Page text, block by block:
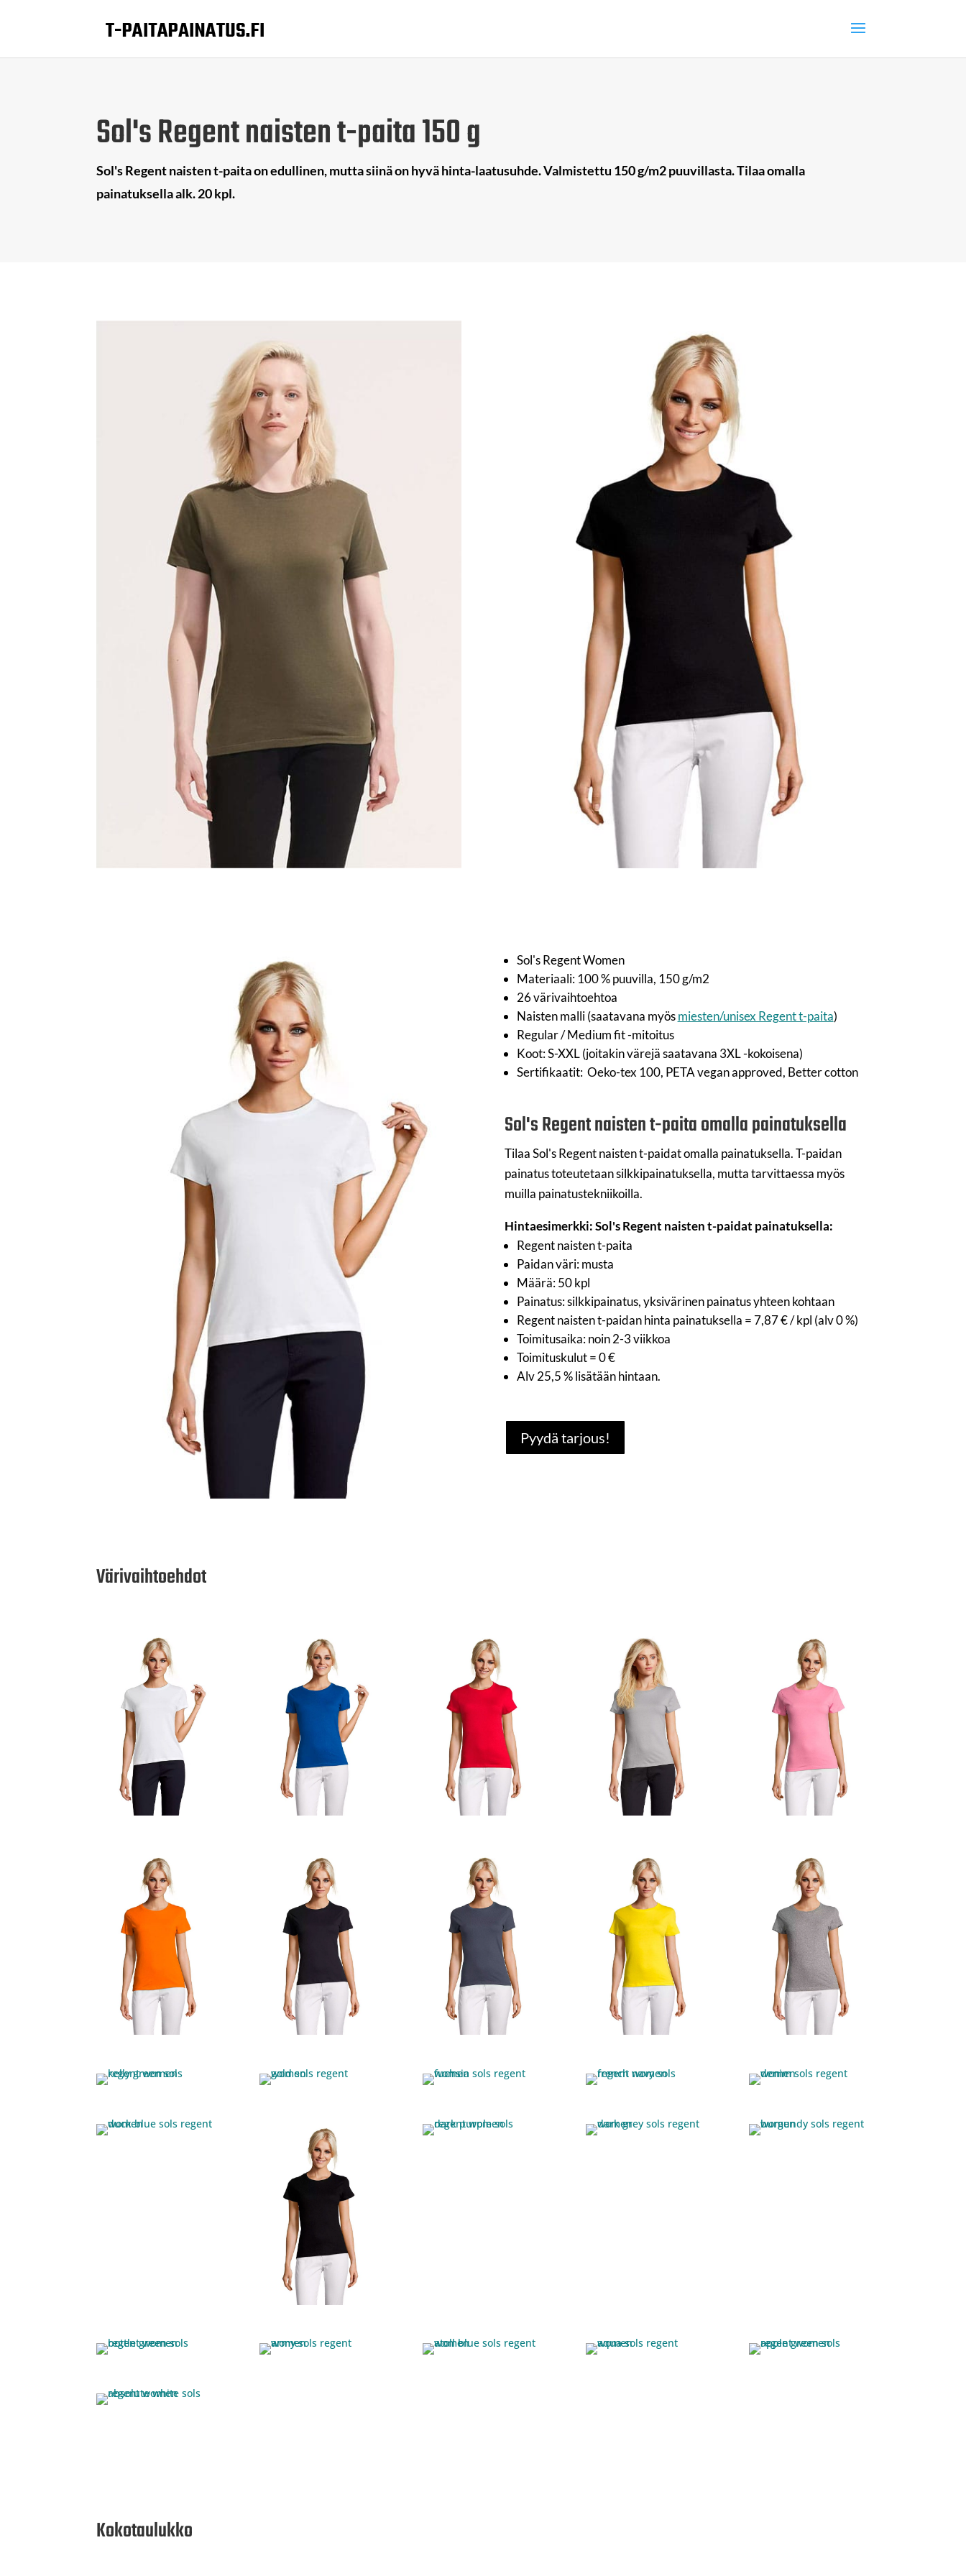
Sol's Regent naisten t-paita 150 g
Sol's Regent naisten t-paita on edullinen, mutta siinä on hyvä hinta-laatusuhde. Valmistettu 150 g/m2 puuvillasta. Tilaa omalla
painatuksella alk. 20 kpl.
Sol's Regent Women
Materiaali: 100 % puuvilla, 150 g/m2
26 värivaihtoehtoa
Naisten malli (saatavana myösmiesten/unisex Regent t-paita)
Regular / Medium fit -mitoitus
Koot: S-XXL (joitakin värejä saatavana 3XL -kokoisena)
Sertifikaatit: Oeko-tex 100, PETA vegan approved, Better cotton
Sol's Regent naisten t-paita omalla painatuksella
Tilaa Sol's Regent naisten t-paidat omalla painatuksella. T-paidan
painatus toteutetaan silkkipainatuksella, mutta tarvittaessa myös
muilla painatustekniikoilla.
Hintaesimerkki: Sol's Regent naisten t-paidat painatuksella:
Regent naisten t-paita
Paidan väri: musta
Määrä: 50 kpl
Painatus: silkkipainatus, yksivärinen painatus yhteen kohtaan
Regent naisten t-paidan hinta painatuksella = 7,87 € / kpl (alv 0 %)
Toimitusaika: noin 2-3 viikkoa
Toimituskulut = 0 €
Alv 25,5 % lisätään hintaan.
Pyydä tarjous!
Värivaihtoehdot
Kokotaulukko